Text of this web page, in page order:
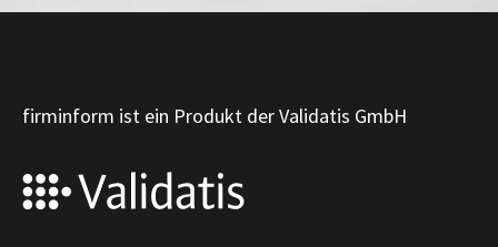
firminform ist ein Produkt der Validatis GmbH